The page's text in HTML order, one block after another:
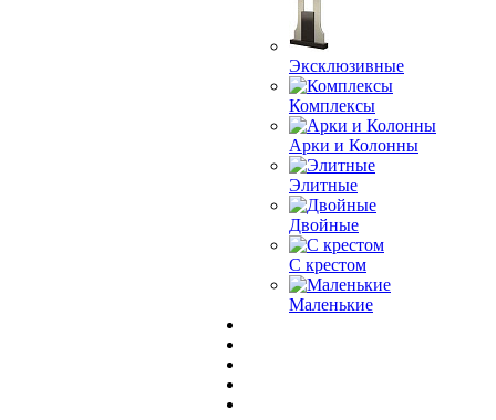
Эксклюзивные
Комплексы
Арки и Колонны
Элитные
Двойные
С крестом
Маленькие